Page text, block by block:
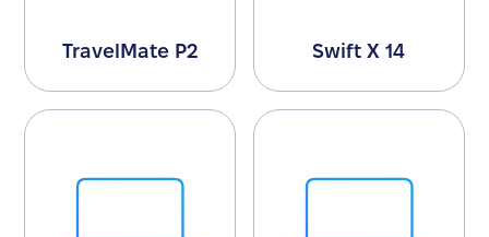
TravelMate P2 Swift X 14